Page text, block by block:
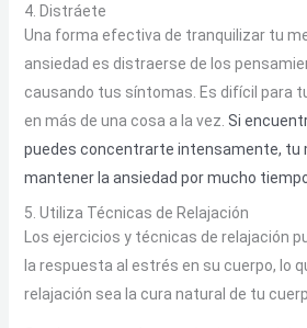
4. Distráete
Una forma efectiva de tranquilizar tu
ansiedad es distraerse de los
causando tus síntomas. Es difícil para
en más de una cosa a la vez. Si
puedes concentrarte intensamente, tu
mantener la ansiedad por mucho
5. Utiliza Técnicas de Relajación
Los ejercicios y técnicas de relajación
la respuesta al estrés en su cuerpo, lo
relajación sea la cura natural de tu